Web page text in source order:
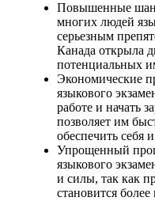
Повышенные
многих людей
серьезным
Канада открыла
потенциальных
Экономические
языкового
работе и начать
позволяет им
обеспечить себя
Упрощенный
языкового
и силы, так как
становится